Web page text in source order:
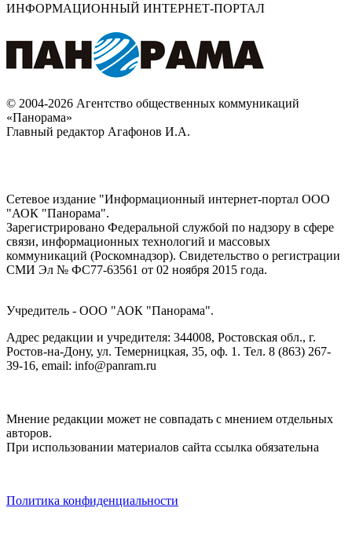
ИНФОРМАЦИОННЫЙ ИНТЕРНЕТ-ПОРТАЛ
© 2004-2026 Агентство общественных коммуникаций
«Панорама»
Главный редактор Агафонов И.А.
Сетевое издание "Информационный интернет-портал ООО
"АОК "Панорама".
Зарегистрировано Федеральной службой по надзору в сфере
связи, информационных технологий и массовых
коммуникаций (Роскомнадзор). Cвидетельство о регистрации
СМИ Эл № ФС77-63561 от 02 ноября 2015 года.
Учредитель - ООО "АОК "Панорама".
Адрес редакции и учредителя: 344008, Ростовская обл., г.
Ростов-на-Дону, ул. Темерницкая, 35, оф. 1. Тел. 8 (863) 267-
39-16, email: info@panram.ru
Мнение редакции может не совпадать с мнением отдельных
авторов.
При использовании материалов сайта ссылка обязательна
Политика конфиденциальности